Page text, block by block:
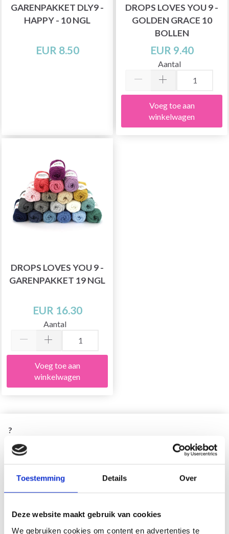
Toestemming Details Over
Deze website maakt gebruik van cookies
We gebruiken cookies om content en advertenties te
GARENPAKKET DLY9 -
HAPPY - 10 NGL
EUR 8.50
DROPS LOVES YOU 9 -
GOLDEN GRACE 10
BOLLEN
EUR 9.40
Aantal
Voeg toe aan
winkelwagen
DROPS LOVES YOU 9 -
GARENPAKKET 19 NGL
EUR 16.30
Aantal
Voeg toe aan
winkelwagen
?